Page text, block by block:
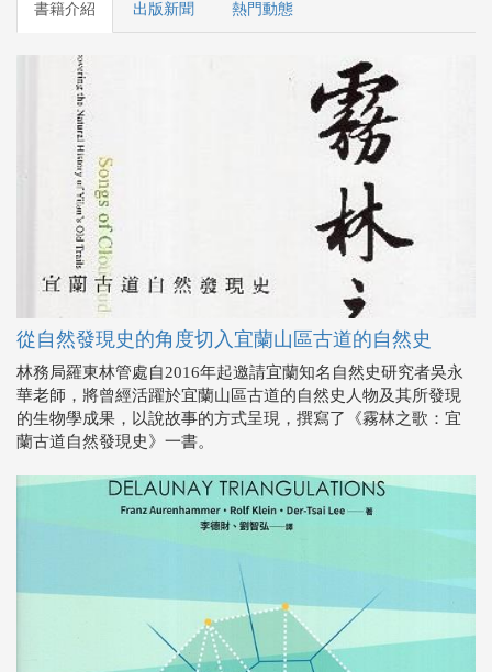
書籍介紹 出版新聞 熱門動態
從自然發現史的角度切入宜蘭山區古道的自然史
林務局羅東林管處自2016年起邀請宜蘭知名自然史研究者吳永
華老師，將曾經活躍於宜蘭山區古道的自然史人物及其所發現
的生物學成果，以說故事的方式呈現，撰寫了《霧林之歌：宜
蘭古道自然發現史》一書。